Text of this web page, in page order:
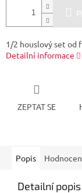
1/2 houslový set od
Detailní informace
ZEPTAT SE
Popis
Detailní